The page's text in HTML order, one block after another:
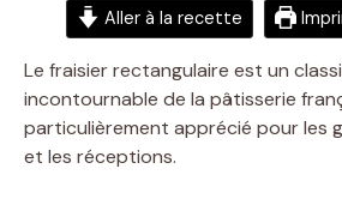
Aller à la recette
Le fraisier rectangulaire est un
incontournable de la pâtisserie
particulièrement apprécié pour les
et les réceptions.